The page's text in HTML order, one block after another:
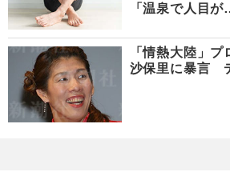
「温泉で人目
「情熱大陸」
沙保里に暴言